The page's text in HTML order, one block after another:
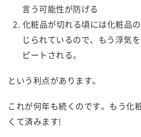
言う可能性が防げる
化粧品が切れる頃には化粧品
じられているので、もう浮気
ピートされる。
という利点があります。
これが何年も続くのです。もう化
くて済みます!